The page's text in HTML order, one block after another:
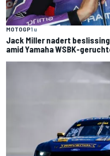
MOTOGP1 u
Jack Miller nadert
amid Yamaha WSBK-